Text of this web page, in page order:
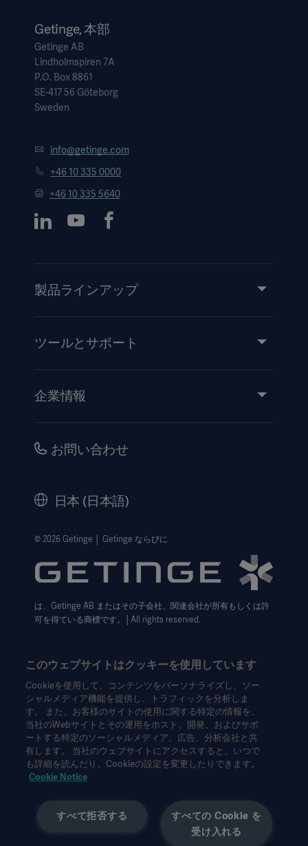
Getinge, 本部
Getinge AB
Lindholmspiren 7A
P.O. Box 8861
SE-417 56 Göteborg
Sweden
info@getinge.com
+46 10 335 0000
+46 10 335 5640
製品ラインアップ
サービス
ツールとサポート
イベント
企業情報
キャリア
ウェブサイト個人情報保護方針
利用規約
Cookie設定センター
データサブジェクト・リクエスト（英語）
お問い合わせ
日本 (日本語)
© 2026 Getinge │ Getinge ならびに
は、Getinge AB またはその子会社、関連会社が所有もしくは許
可を得ている商標です。│All rights reserved.
本情報は、専門家を対象とした情報提供のみを目的としているた
め、取扱説明書、サービスマニュアルまたは医療アドバイスの代
わりとして用いることはできません。ゲティンゲは、この資料に
基づいて行われたいかなる者の行為または不作為に対しても、一
切の責任または義務を負いません。ご使用になられる場合は、ご
自身の責任において行ってください。
きない、または許可されていない場合があります。ゲティンゲの
書面による許可なく、本情報の全部または一部を複製または使用
このウェブサイトはクッキーを使用しています
Cookieを使用して、コンテンツをパーソナライズし、ソー
シャルメディア機能を提供し、トラフィックを分析しま
す。 また、お客様のサイトの使用に関する特定の情報を、
当社のWebサイトとその運用をホスト、開発、およびサポ
ートする特定のソーシャルメディア、広告、分析会社と共
有します。 当社のウェブサイトにアクセスすると、いつで
も詳細を読んだり、Cookieの設定を変更したりできます。
Cookie Notice
すべての Cookie を
受け入れる
すべて拒否する